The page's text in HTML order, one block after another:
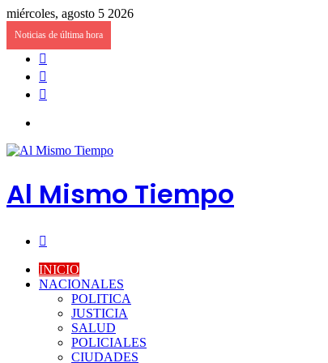
miércoles, agosto 5 2026
Noticias de última hora
azar
Al Mismo Tiempo
INICIO
NACIONALES
POLITICA
JUSTICIA
SALUD
POLICIALES
CIUDADES